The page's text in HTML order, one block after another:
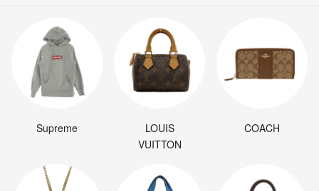
Supreme
LOUIS
VUITTON
COACH